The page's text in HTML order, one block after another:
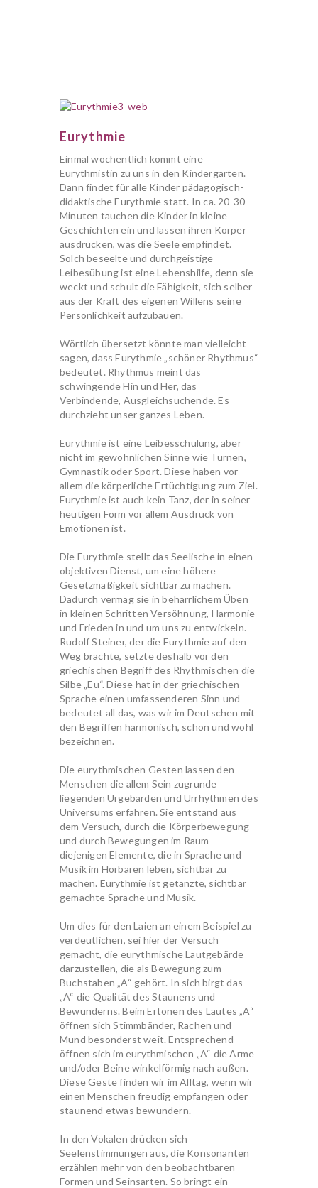
Eurythmie
Einmal wöchentlich kommt eine
Eurythmistin zu uns in den Kindergarten.
Dann findet für alle Kinder pädagogisch-
didaktische Eurythmie statt. In ca. 20-30
Minuten tauchen die Kinder in kleine
Geschichten ein und lassen ihren Körper
ausdrücken, was die Seele empfindet.
Solch beseelte und durchgeistige
Leibesübung ist eine Lebenshilfe, denn sie
weckt und schult die Fähigkeit, sich selber
aus der Kraft des eigenen Willens seine
Persönlichkeit aufzubauen.
Wörtlich übersetzt könnte man vielleicht
sagen, dass Eurythmie „schöner Rhythmus“
bedeutet. Rhythmus meint das
schwingende Hin und Her, das
Verbindende, Ausgleichsuchende. Es
durchzieht unser ganzes Leben.
Eurythmie ist eine Leibesschulung, aber
nicht im gewöhnlichen Sinne wie Turnen,
Gymnastik oder Sport. Diese haben vor
allem die körperliche Ertüchtigung zum Ziel.
Eurythmie ist auch kein Tanz, der in seiner
heutigen Form vor allem Ausdruck von
Emotionen ist.
Die Eurythmie stellt das Seelische in einen
objektiven Dienst, um eine höhere
Gesetzmäßigkeit sichtbar zu machen.
Dadurch vermag sie in beharrlichem Üben
in kleinen Schritten Versöhnung, Harmonie
und Frieden in und um uns zu entwickeln.
Rudolf Steiner, der die Eurythmie auf den
Weg brachte, setzte deshalb vor den
griechischen Begriff des Rhythmischen die
Silbe „Eu“. Diese hat in der griechischen
Sprache einen umfassenderen Sinn und
bedeutet all das, was wir im Deutschen mit
den Begriffen harmonisch, schön und wohl
bezeichnen.
Die eurythmischen Gesten lassen den
Menschen die allem Sein zugrunde
liegenden Urgebärden und Urrhythmen des
Universums erfahren. Sie entstand aus
dem Versuch, durch die Körperbewegung
und durch Bewegungen im Raum
diejenigen Elemente, die in Sprache und
Musik im Hörbaren leben, sichtbar zu
machen. Eurythmie ist getanzte, sichtbar
gemachte Sprache und Musik.
Um dies für den Laien an einem Beispiel zu
verdeutlichen, sei hier der Versuch
gemacht, die eurythmische Lautgebärde
darzustellen, die als Bewegung zum
Buchstaben „A“ gehört. In sich birgt das
„A“ die Qualität des Staunens und
Bewunderns. Beim Ertönen des Lautes „A“
öffnen sich Stimmbänder, Rachen und
Mund besonderst weit. Entsprechend
öffnen sich im eurythmischen „A“ die Arme
und/oder Beine winkelförmig nach außen.
Diese Geste finden wir im Alltag, wenn wir
einen Menschen freudig empfangen oder
staunend etwas bewundern.
In den Vokalen drücken sich
Seelenstimmungen aus, die Konsonanten
erzählen mehr von den beobachtbaren
Formen und Seinsarten. So bringt ein